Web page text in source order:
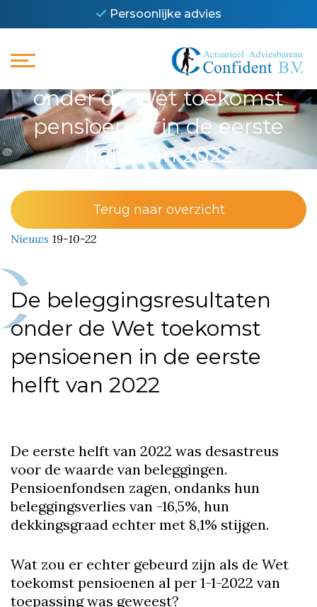
Persoonlijke advies
De beleggingsresultaten
onder de Wet toekomst
pensioenen in de eerste
helft van 2022
Terug naar overzicht
Nieuws 19-10-22
De beleggingsresultaten
onder de Wet toekomst
pensioenen in de eerste
helft van 2022
De eerste helft van 2022 was desastreus
voor de waarde van beleggingen.
Pensioenfondsen zagen, ondanks hun
beleggingsverlies van -16,5%, hun
dekkingsgraad echter met 8,1% stijgen.
Wat zou er echter gebeurd zijn als de Wet
toekomst pensioenen al per 1-1-2022 van
toepassing was geweest?